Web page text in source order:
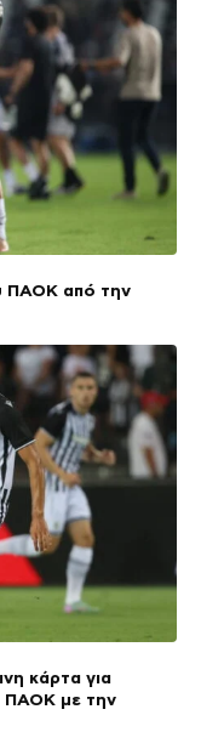
ΠΑΟΚ από την
κάρτα για
ΠΑΟΚ με την